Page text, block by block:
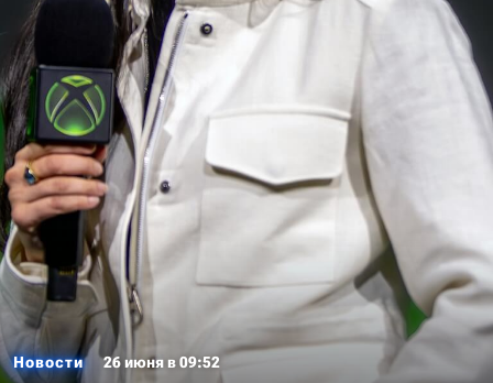
Новости 26 июня в 09:52